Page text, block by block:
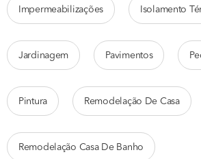
Impermeabilizações Isolamento
Jardinagem Pavimentos
Pintura Remodelação De Casa
Remodelação Casa De Banho